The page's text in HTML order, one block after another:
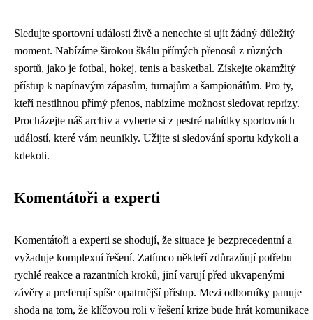
Sledujte sportovní události živě a nenechte si ujít žádný důležitý
moment. Nabízíme širokou škálu přímých přenosů z různých
sportů, jako je fotbal, hokej, tenis a basketbal. Získejte okamžitý
přístup k napínavým zápasům, turnajům a šampionátům. Pro ty,
kteří nestihnou přímý přenos, nabízíme možnost sledovat reprízy.
Procházejte náš archiv a vyberte si z pestré nabídky sportovních
událostí, které vám neunikly. Užijte si sledování sportu kdykoli a
kdekoli.
Komentátoři a experti
Komentátoři a experti se shodují, že situace je bezprecedentní a
vyžaduje komplexní řešení. Zatímco někteří zdůrazňují potřebu
rychlé reakce a razantních kroků, jiní varují před ukvapenými
závěry a preferují spíše opatrnější přístup. Mezi odborníky panuje
shoda na tom, že klíčovou roli v řešení krize bude hrát komunikace